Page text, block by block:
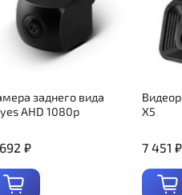
заднего вида
AHD 1080p
₽
X5
7 451 ₽